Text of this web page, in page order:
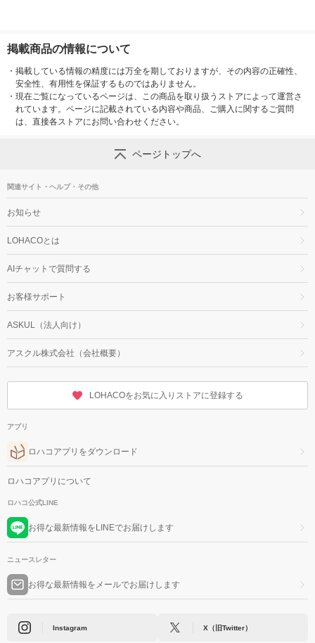
掲載商品の情報について
・ 掲載している情報の精度には万全を期しておりますが、その内容の正確性、
安全性、有用性を保証するものではありません。
・ 現在ご覧になっているページは、この商品を取り扱うストアによって運営さ
れています。ページに記載されている内容や商品、ご購入に関するご質問
は、直接各ストアにお問い合わせください。
ページトップへ
関連サイト・ヘルプ・その他
お知らせ
LOHACOとは
AIチャットで質問する
お客様サポート
ASKUL（法人向け）
アスクル株式会社（会社概要）
LOHACOをお気に入りストアに登録する
アプリ
ロハコアプリをダウンロード
ロハコアプリについて
ロハコ公式LINE
お得な最新情報をLINEでお届けします
ニュースレター
お得な最新情報をメールでお届けします
Instagram X（旧Twitter）